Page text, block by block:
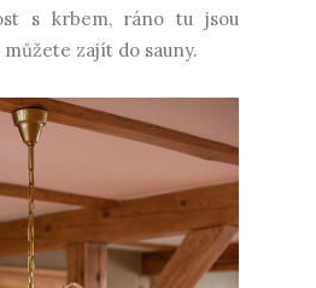
s krbem, ráno tu jsou
zajít do sauny.